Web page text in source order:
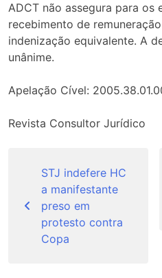
ADCT não assegura para os
recebimento de
indenização equivalente. A
unânime.
Apelação Cível:
Revista Consultor Jurídico
Post
STJ indefere HC
a manifestante
preso em
protesto contra
Copa